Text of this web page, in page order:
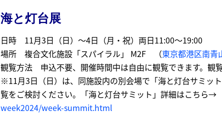
海と灯台展
日時 11月3日（日）～4日（月・祝）両日11:00～19:00
場所 複合文化施設「スパイラル」 M2F （東京都港区南青
観覧方法 申込不要、開催時間中は自由に観覧できます。観
※11月3日（日）は、同施設内の別会場で「海と灯台サミッ
覧をご検討ください。「海と灯台サミット」詳細はこちら→
week2024/week-summit.html